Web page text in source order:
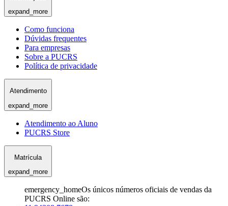
expand_more
Como funciona
Dúvidas frequentes
Para empresas
Sobre a PUCRS
Política de privacidade
Atendimento
expand_more
Atendimento ao Aluno
PUCRS Store
Matrícula
expand_more
emergency_homeOs únicos números oficiais de vendas da
PUCRS Online são: